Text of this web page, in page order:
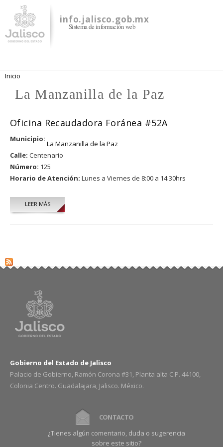
contenido
principal
info.jalisco.gob.mx
Sistema de información web
Se encuentra usted aquí
Inicio
La Manzanilla de la Paz
Oficina Recaudadora Foránea #52A
Municipio:
La Manzanilla de la Paz
Calle: Centenario
Número: 125
Horario de Atención: Lunes a Viernes de 8:00 a 14:30hrs
LEER MÁS
Gobierno del Estado de Jalisco
Palacio de Gobierno, Ramón Corona #31, Planta alta C.P. 44100,
Colonia Centro. Guadalajara, Jalisco. México.
CONTACTO
¿Tienes algún comentario, duda o sugerencia
sobre este sitio?